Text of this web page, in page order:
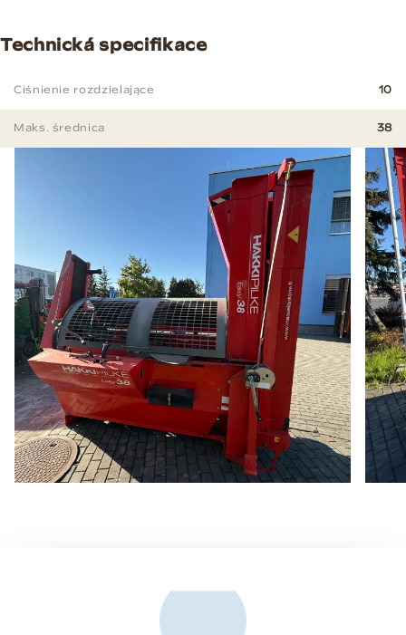
Technická specifikace
Ciśnienie rozdzielające 10
Maks. średnica 38